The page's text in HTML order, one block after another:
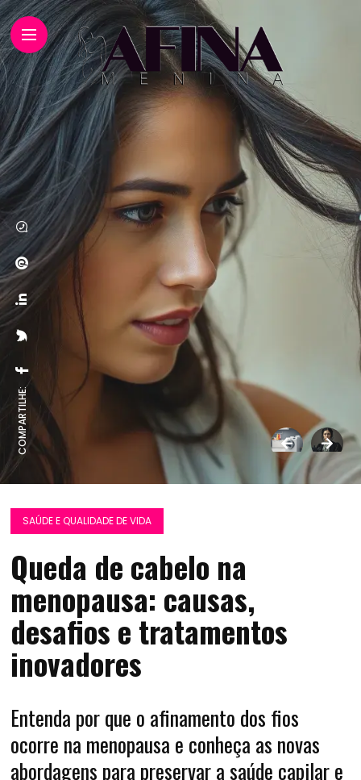
COMPARTILHE:
SAÚDE E QUALIDADE DE VIDA
Queda de cabelo na
menopausa: causas,
desafios e tratamentos
inovadores
Entenda por que o afinamento dos fios
ocorre na menopausa e conheça as novas
abordagens para preservar a saúde capilar e